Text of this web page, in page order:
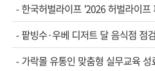
- 한국허벌라이프 '2026 허벌라이프
- 팥빙수·우베 디저트 달 음식점 점검
- 가락몰 유통인 맞춤형 실무교육 성